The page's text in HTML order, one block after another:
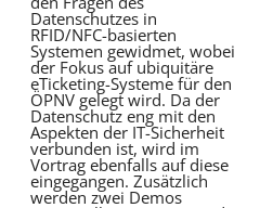
Datenschutzes in
RFID/NFC-basierten
Systemen gewidmet, wobei
der Fokus auf ubiquitäre
eTicketing-Systeme für den
ÖPNV gelegt wird. Da der
Datenschutz eng mit den
Aspekten der IT-Sicherheit
verbunden ist, wird im
Vortrag ebenfalls auf diese
eingegangen. Zusätzlich
werden zwei Demos